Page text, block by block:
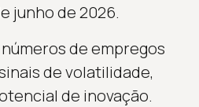
junho de 2026.
de empregos
de volatilidade,
de inovação.